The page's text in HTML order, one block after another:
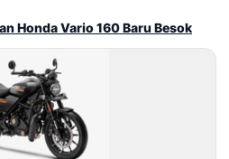
Honda Vario 160 Baru Besok